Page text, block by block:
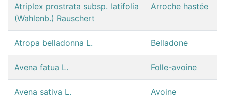
Atriplex prostrata subsp. latifolia
(Wahlenb.) Rauschert
Arroche hastée
Atropa belladonna L. Belladone
Avena fatua L. Folle-avoine
Avena sativa L. Avoine